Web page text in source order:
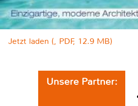
Jetzt laden (, PDF, 12.9 MB)
Unsere Partner: